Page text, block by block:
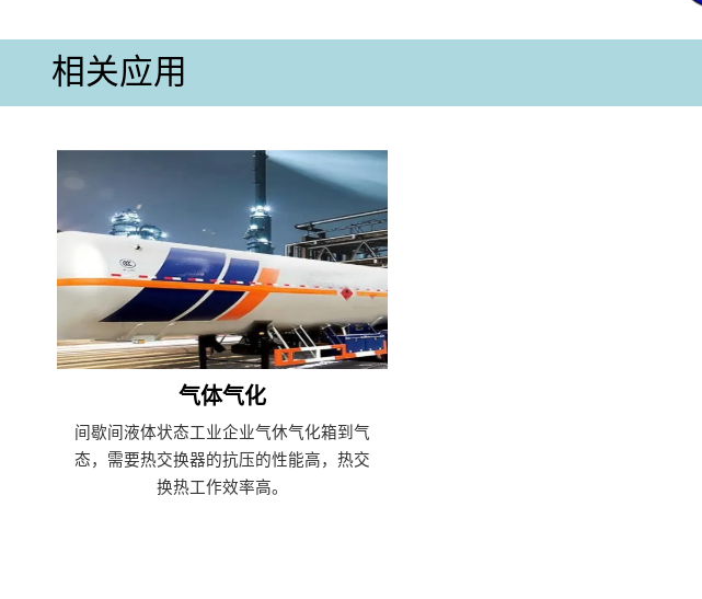
相关应用
气体气化
间歇间液体状态工业企业气休气化箱到气
态，需要热交换器的抗压的性能高，热交
换热工作效率高。